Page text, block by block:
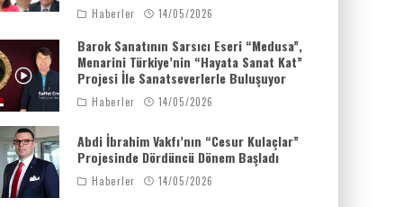
Haberler 14/05/2026
Barok Sanatının Sarsıcı Eseri “Medusa”,
Menarini Türkiye’nin “Hayata Sanat Kat”
Projesi İle Sanatseverlerle Buluşuyor
Haberler 14/05/2026
Abdi İbrahim Vakfı’nın “Cesur Kulaçlar”
Projesinde Dördüncü Dönem Başladı
Haberler 14/05/2026